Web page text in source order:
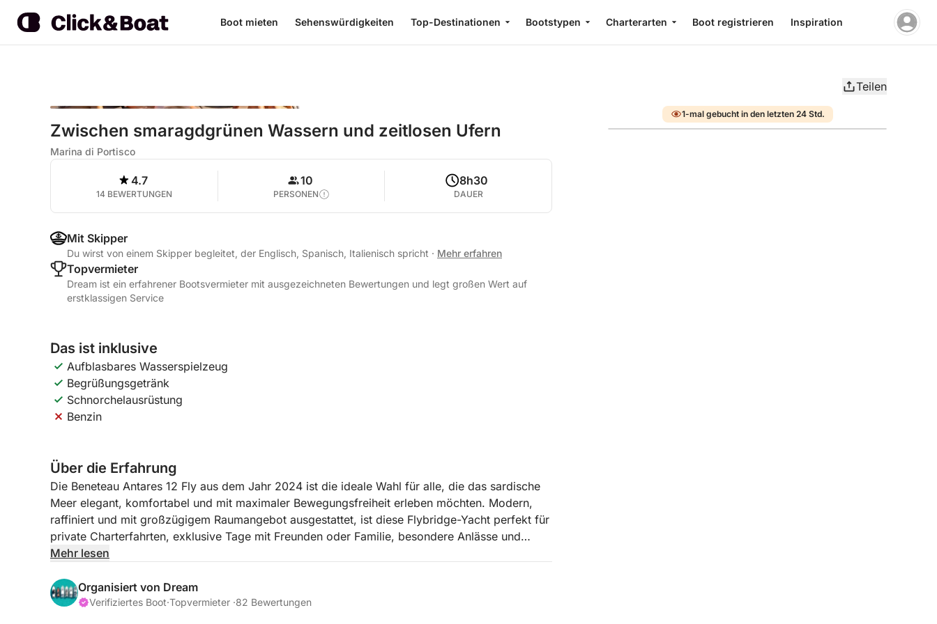
Boot mieten Sehenswürdigkeiten Top-Destinationen Bootstypen Charterarten Boot registrieren Inspiration
Teilen
Zwischen smaragdgrünen Wassern und zeitlosen Ufern
Marina di Portisco
4.7
14 BEWERTUNGEN
10
PERSONEN
8h30
DAUER
Mit Skipper
Du wirst von einem Skipper begleitet, der Englisch, Spanisch, Italienisch spricht · Mehr erfahren
Topvermieter
Dream ist ein erfahrener Bootsvermieter mit ausgezeichneten Bewertungen und legt großen Wert auf
erstklassigen Service
Das ist inklusive
Aufblasbares Wasserspielzeug
Begrüßungsgetränk
Schnorchelausrüstung
Benzin
Über die Erfahrung
Die Beneteau Antares 12 Fly aus dem Jahr 2024 ist die ideale Wahl für alle, die das sardische
Meer elegant, komfortabel und mit maximaler Bewegungsfreiheit erleben möchten. Modern,
raffiniert und mit großzügigem Raumangebot ausgestattet, ist diese Flybridge-Yacht perfekt für
private Charterfahrten, exklusive Tage mit Freunden oder Familie, besondere Anlässe und
romantische Momente im Herzen der Costa Smeralda.
Die wahre Stärke dieser Yacht liegt in der hervorragenden Wohnlichkeit ihrer Außenbereiche:
Die Panorama-Flybridge bietet eine Lounge mit Meerblick, ideal zum Entspannen während der
Mehr lesen
Organisiert von Dream
Verifiziertes Boot·Topvermieter ·82 Bewertungen
1-mal gebucht in den letzten 24 Std.